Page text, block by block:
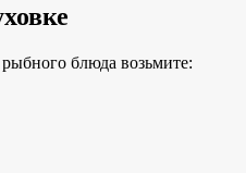
блюда возьмите: